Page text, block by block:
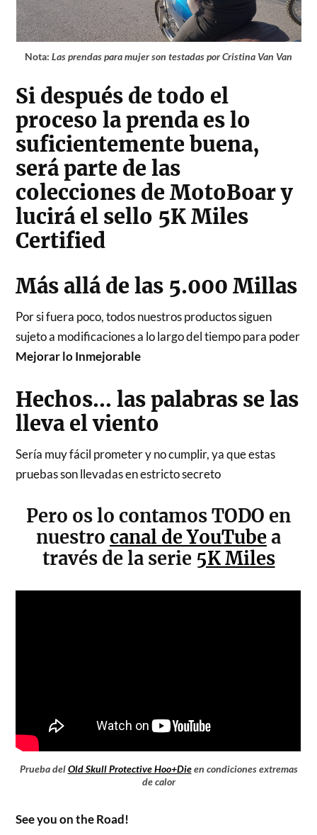
Nota: Las prendas para mujer son testadas por Cristina Van Van
Si después de todo el
proceso la prenda es lo
suficientemente buena,
será parte de las
colecciones de MotoBoar y
lucirá el sello 5K Miles
Certified
Más allá de las 5.000 Millas
Por si fuera poco, todos nuestros productos siguen
sujeto a modificaciones a lo largo del tiempo para poder
Mejorar lo Inmejorable
Hechos… las palabras se las
lleva el viento
Sería muy fácil prometer y no cumplir, ya que estas
pruebas son llevadas en estricto secreto
Pero os lo contamos TODO en
nuestro canal de YouTubea
través de la serie 5K Miles
Prueba delOld Skull Protective Hoo+Dieen condiciones extremas
de calor
See you on the Road!